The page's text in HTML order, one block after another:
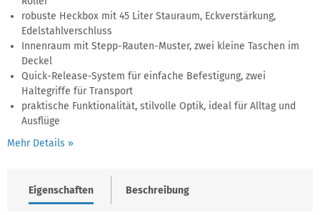
robuste Heckbox mit 45 Liter Stauraum, Eckverstärkung,
Edelstahlverschluss
Innenraum mit Stepp-Rauten-Muster, zwei kleine Taschen im
Deckel
Quick-Release-System für einfache Befestigung, zwei
Haltegriffe für Transport
praktische Funktionalität, stilvolle Optik, ideal für Alltag und
Ausflüge
Mehr Details »
Eigenschaften Beschreibung